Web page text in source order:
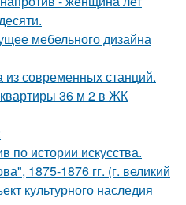
мебельного дизайна
современных станций.
36 м 2 в ЖК
по истории искусства.
1875-1876 гг. (г. великий
культурного наследия